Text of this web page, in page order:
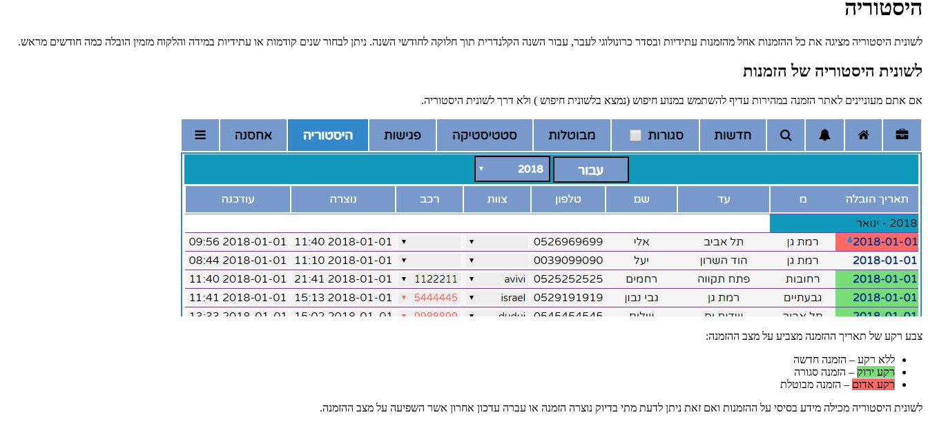
היסטוריה
לשונית היסטוריה מציגה את כל ההזמנות אחל מהזמנות עתידיות ובסדר כרונולוגי לעבר, עבור השנה הקלנדרית תוך חלוקה לחודשי השנה. ניתן לבחור שנים קודמות או עתידיות במידה והלקוח מזמין הובלה כמה חודשים מראש.
לשונית היסטוריה של הזמנות
אם אתם מעוניינים לאתר הזמנה במהירות עדיף להשתמש במנוע חיפוש (נמצא בלשונית חיפוש ) ולא דרך לשונית היסטוריה.
צבע רקע של תאריך ההזמנה מצביע על מצב ההזמנה:
ללא רקע – הזמנה חדשה
רקע ירוק – הזמנה סגורה
רקע אדום – הזמנה מבוטלת
לשונית היסטוריה מכילה מידע בסיסי על ההזמנות ואם זאת ניתן לדעת מתי בדיוק נוצרה הזמנה או עברה עדכון אחרון אשר השפיעה על מצב ההזמנה.